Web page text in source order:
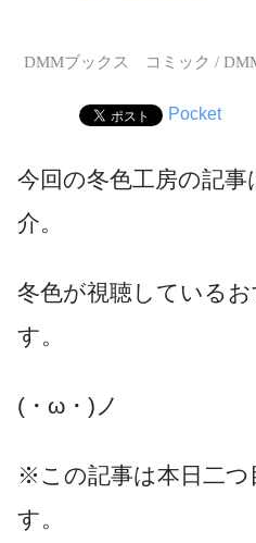
DMMブックス コミック /
Pocket
今回の冬色工房の記
介。
冬色が視聴している
す。
(・ω・)ノ
※この記事は本日二つ
す。